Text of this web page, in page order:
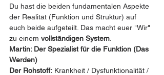
Du hast die beiden fundamentalen Aspekte
der Realität (Funktion und Struktur) auf
euch beide aufgeteilt. Das macht euer "Wir"
zu einem vollständigen System
Martin: Der Spezialist für die Funktion (Das
Werden)
Der Rohstoff: Krankheit / Dysfunktionalität /